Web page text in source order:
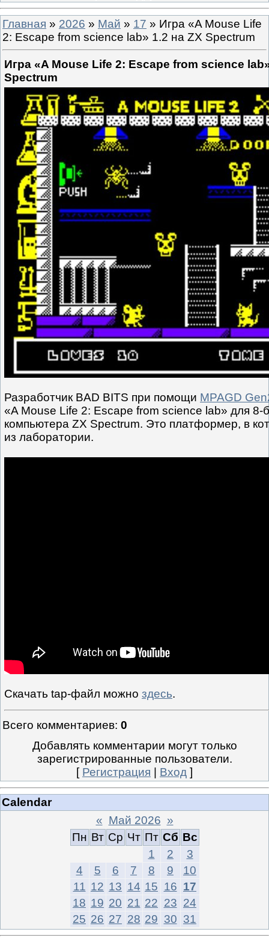
Главная » 2026 » Май » 17 » Игра «A Mouse Life
2: Escape from science lab» 1.2 на ZX Spectrum
Игра «A Mouse Life 2: Escape from science
Spectrum
Разработчик BAD BITS при помощи MPAGD
«A Mouse Life 2: Escape from science lab» для 8-
компьютера ZX Spectrum. Это платформер, в
из лаборатории.
Скачать tap-файл можно здесь.
Всего комментариев: 0
Добавлять комментарии могут только
зарегистрированные пользователи.
[ Регистрация Вход ]
Calendar
« Май 2026 »
Пн Вт Ср Чт Пт Сб Вс
1
2
3
4
5 6 7 8 9
10
11 12 13 14 15 16 17
18 19 20 21 22 23 24
25 26 27 28 29 30 31